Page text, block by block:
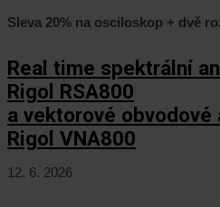
Sleva 20% na osciloskop + dvě
Real time spektrální
Rigol RSA800
a vektorové obvodové
Rigol VNA800
12. 6. 2026